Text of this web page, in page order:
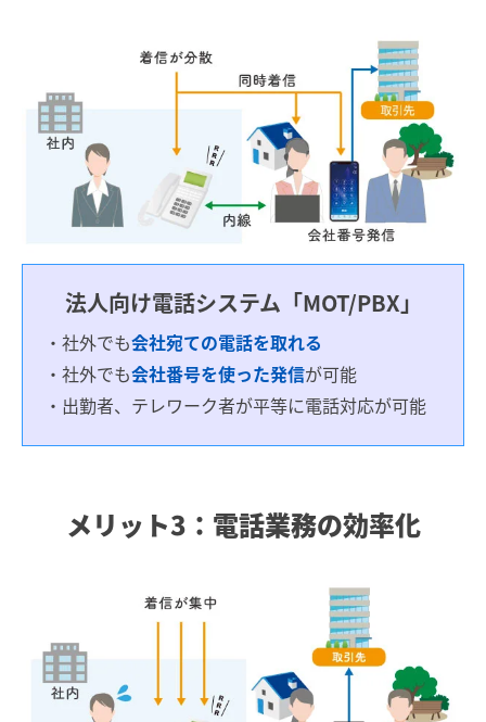
法人向け電話システム「MOT/PBX」
・社外でも会社宛ての電話を取れる
・社外でも会社番号を使った発信が可能
・出勤者、テレワーク者が平等に電話対応が可能
メリット3：電話業務の効率化